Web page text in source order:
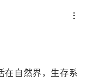
在自然界，生存系